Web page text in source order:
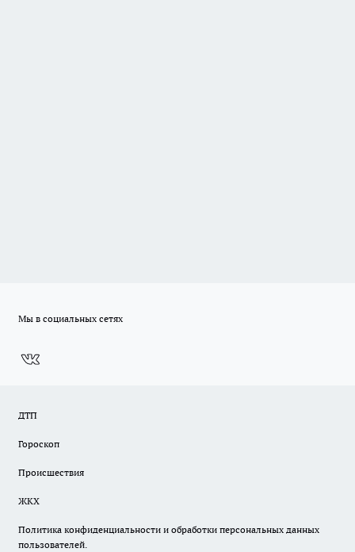
Мы в социальных сетях
ДТП
Гороскоп
Происшествия
ЖКХ
Политика конфиденциальности и обработки персональных данных
пользователей.